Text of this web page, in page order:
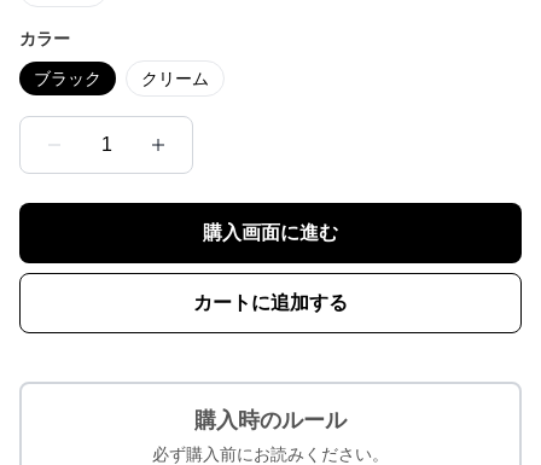
カラー
ブラック クリーム
1
購入画面に進む
カートに追加する
購入時のルール
必ず購入前にお読みください。